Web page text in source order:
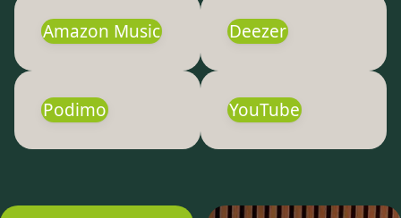
Amazon Music Deezer
Podimo YouTube